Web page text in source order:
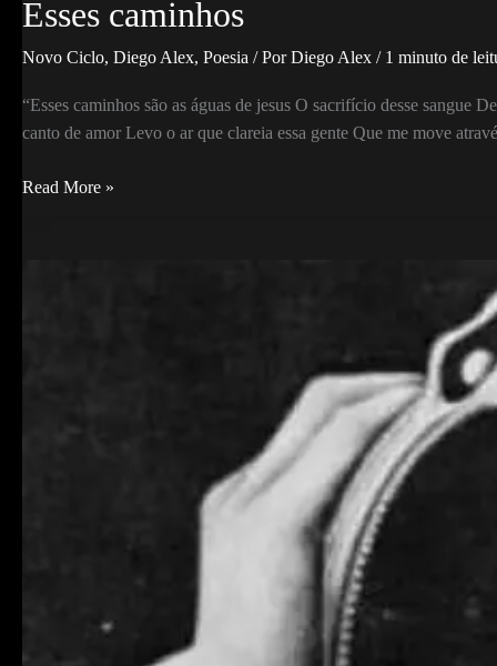
Esses caminhos
Novo Ciclo, Diego Alex, Poesia / PorDiego Alex / 1 minuto de
“Esses caminhos são as águas de jesus O sacrifício desse sangue
canto de amor Levo o ar que clareia essa gente Que me move
Esses
Read More »